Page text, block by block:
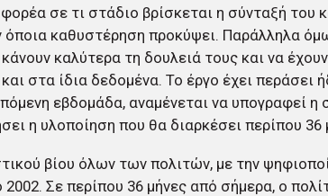
σε τι στάδιο βρίσκεται η σύνταξή του
όποια καθυστέρηση προκύψει. Παράλληλα
καλύτερα τη δουλειά τους και να
στα ίδια δεδομένα. Το έργο έχει περάσει
εβδομάδα, αναμένεται να υπογραφεί η
η υλοποίηση που θα διαρκέσει περίπου 36
βίου όλων των πολιτών, με την
Σε περίπου 36 μήνες από σήμερα, ο